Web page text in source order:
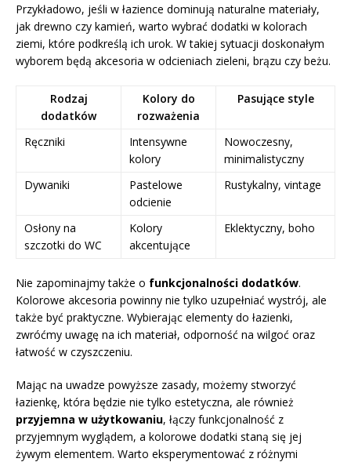
Przykładowo, jeśli w łazience dominują naturalne materiały,
jak drewno czy kamień, warto wybrać dodatki w kolorach
ziemi, które podkreślą ich urok. W takiej sytuacji doskonałym
wyborem będą akcesoria w odcieniach zieleni, brązu czy beżu.
Rodzaj
dodatków
Kolory do
rozważenia
Pasujące style
Ręczniki
Intensywne
kolory
Nowoczesny,
minimalistyczny
Dywaniki
Pastelowe
odcienie
Rustykalny, vintage
Osłony na
szczotki do WC
Kolory
akcentujące
Eklektyczny, boho
Nie zapominajmy także o funkcjonalności dodatków.
Kolorowe akcesoria powinny nie tylko uzupełniać wystrój, ale
także być praktyczne. Wybierając elementy do łazienki,
zwróćmy uwagę na ich materiał, odporność na wilgoć oraz
łatwość w czyszczeniu.
Mając na uwadze powyższe zasady, możemy stworzyć
łazienkę, która będzie nie tylko estetyczna, ale również
przyjemna w użytkowaniu, łączy funkcjonalność z
przyjemnym wyglądem, a kolorowe dodatki staną się jej
żywym elementem. Warto eksperymentować z różnymi